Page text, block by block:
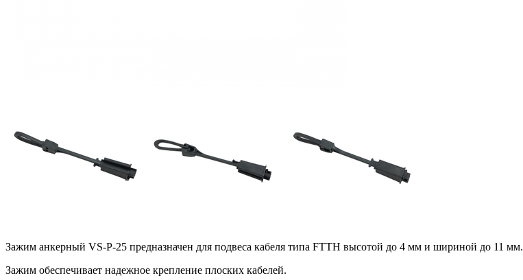
Зажим анкерный VS-P-25 предназначен для подвеса кабеля типа FTTH высотой до 4 мм и шириной до 11 мм.
Зажим обеспечивает надежное крепление плоских кабелей.